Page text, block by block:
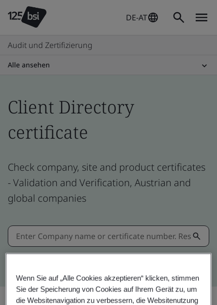
DE-AT
Audit und Zertifizierung
Alle ansehen
Client Directory
certificate
Check company, site and product certificates
- Validation and Verification, Austrian and
global companies
Wenn Sie auf „Alle Cookies akzeptieren“ klicken, stimmen
Sie der Speicherung von Cookies auf Ihrem Gerät zu, um
die Websitenavigation zu verbessern, die Websitenutzung